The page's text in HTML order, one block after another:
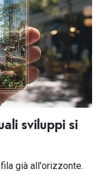
sviluppi si
già all'orizzonte.